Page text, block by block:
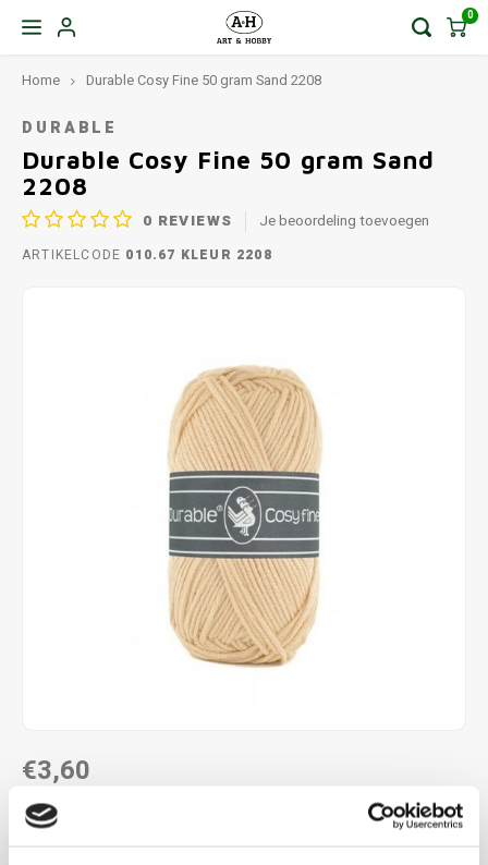
0
Home Durable Cosy Fine 50 gram Sand 2208
DURABLE
Durable Cosy Fine 50 gram Sand
2208
0 REVIEWS Je beoordeling toevoegen
ARTIKELCODE 010.67 KLEUR 2208
€3,60
DIRECT LEVERBAAR